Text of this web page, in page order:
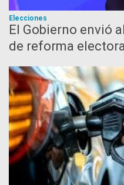
Elecciones
El Gobierno envió
de reforma